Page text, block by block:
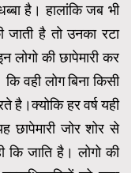
है। हालांकि जब भी
जाती है तो उनका रटा
लोगो की छापेमारी कर
वही लोग बिना किसी
है।क्योकि हर वर्ष यही
जोर शोर से
जाति है। लोगो की